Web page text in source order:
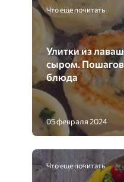
Что еще почитать
Улитки из
сыром.
блюда
05 февраля 2024
Что еще почитать